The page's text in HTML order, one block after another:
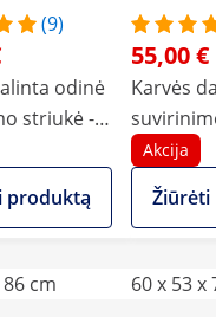
(9)
odinė
striukė -
produktą
55,00 €
Karvės
M dydis
Akcija
cm
60 x 53 x